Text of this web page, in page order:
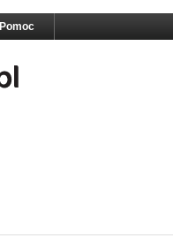
Pomoc